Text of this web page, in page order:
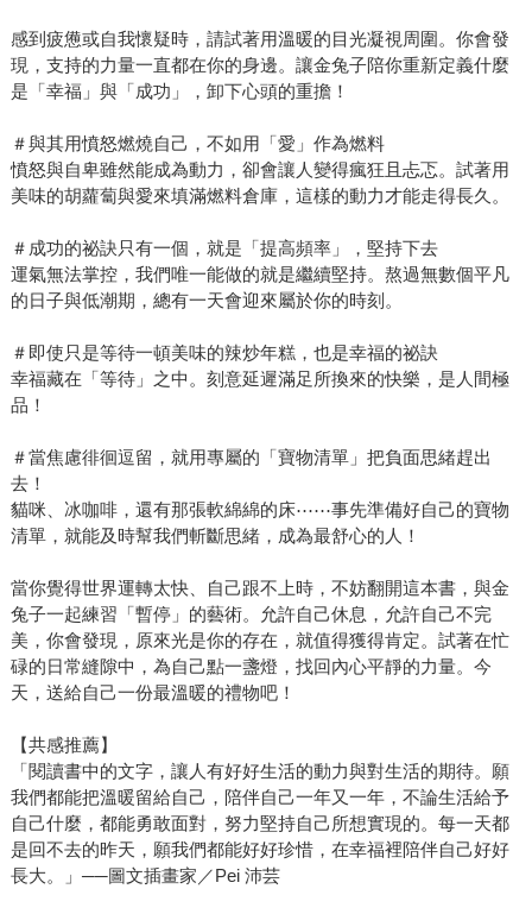
感到疲憊或自我懷疑時，請試著用溫暖的目光凝視周圍。你會發
現，支持的力量一直都在你的身邊。讓金兔子陪你重新定義什麼
是「幸福」與「成功」，卸下心頭的重擔！
＃與其用憤怒燃燒自己，不如用「愛」作為燃料
憤怒與自卑雖然能成為動力，卻會讓人變得瘋狂且忐忑。試著用
美味的胡蘿蔔與愛來填滿燃料倉庫，這樣的動力才能走得長久。
＃成功的祕訣只有一個，就是「提高頻率」，堅持下去
運氣無法掌控，我們唯一能做的就是繼續堅持。熬過無數個平凡
的日子與低潮期，總有一天會迎來屬於你的時刻。
＃即使只是等待一頓美味的辣炒年糕，也是幸福的祕訣
幸福藏在「等待」之中。刻意延遲滿足所換來的快樂，是人間極
品！
＃當焦慮徘徊逗留，就用專屬的「寶物清單」把負面思緒趕出
去！
貓咪、冰咖啡，還有那張軟綿綿的床⋯⋯事先準備好自己的寶物
清單，就能及時幫我們斬斷思緒，成為最舒心的人！
當你覺得世界運轉太快、自己跟不上時，不妨翻開這本書，與金
兔子一起練習「暫停」的藝術。允許自己休息，允許自己不完
美，你會發現，原來光是你的存在，就值得獲得肯定。試著在忙
碌的日常縫隙中，為自己點一盞燈，找回內心平靜的力量。今
天，送給自己一份最溫暖的禮物吧！
【共感推薦】
「閱讀書中的文字，讓人有好好生活的動力與對生活的期待。願
我們都能把溫暖留給自己，陪伴自己一年又一年，不論生活給予
自己什麼，都能勇敢面對，努力堅持自己所想實現的。每一天都
是回不去的昨天，願我們都能好好珍惜，在幸福裡陪伴自己好好
長大。」──圖文插畫家／Pei 沛芸